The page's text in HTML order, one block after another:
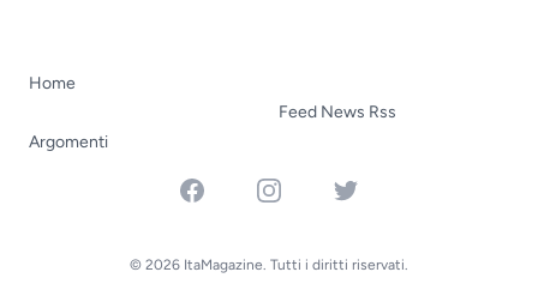
Home
Argomenti
Feed News Rss
FacebookInstagramTwitter
© 2026 ItaMagazine. Tutti i diritti riservati.